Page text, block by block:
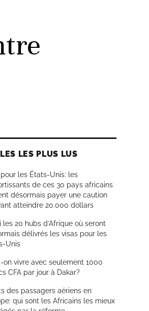
LES PLUS LUS
les États-Unis: les
de ces 30 pays africains
désormais payer une caution
atteindre 20.000 dollars
les 20 hubs d’Afrique où seront
délivrés les visas pour les
Unis
on vivre avec seulement 1000
CFA par jour à Dakar?
des passagers aériens en
qui sont les Africains les mieux